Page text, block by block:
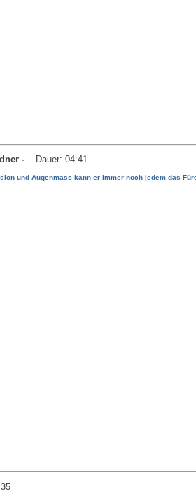
- Dauer: 04:41
und Augenmass kann er immer noch jedem das